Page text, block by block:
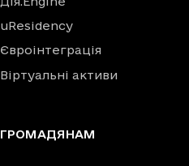
uResidency
Євроінтеграція
Віртуальні активи
ГРОМАДЯНАМ